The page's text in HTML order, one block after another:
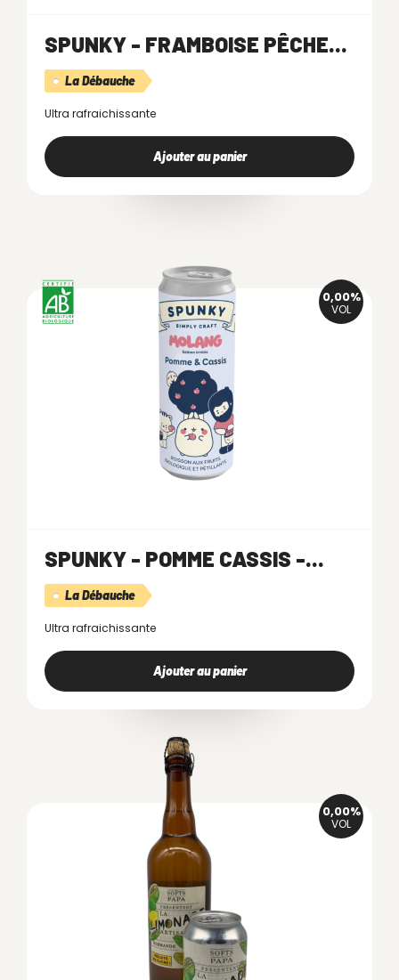
SPUNKY - FRAMBOISE PÊCHE...
La Débauche
Ultra rafraichissante
Ajouter au panier
0,00%
VOL
SPUNKY - POMME CASSIS -...
La Débauche
Ultra rafraichissante
Ajouter au panier
0,00%
VOL